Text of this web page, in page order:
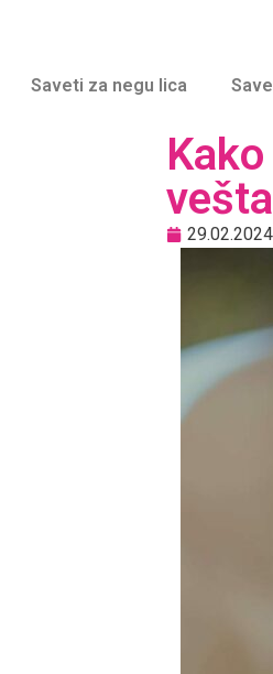
Saveti za negu lica